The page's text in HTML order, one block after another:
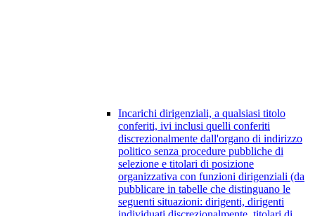
Incarichi dirigenziali, a qualsiasi titolo
conferiti, ivi inclusi quelli conferiti
discrezionalmente dall'organo di indirizzo
politico senza procedure pubbliche di
selezione e titolari di posizione
organizzativa con funzioni dirigenziali (da
pubblicare in tabelle che distinguano le
seguenti situazioni: dirigenti, dirigenti